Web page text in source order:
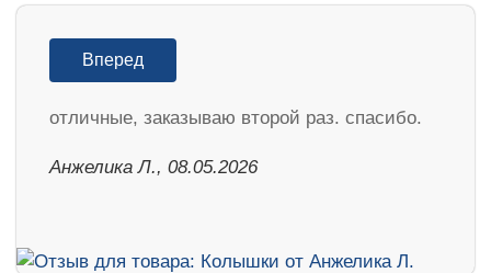
Вперед
отличные, заказываю второй раз. спасибо.
Анжелика Л., 08.05.2026